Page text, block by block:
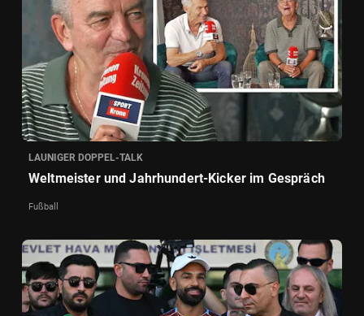
LAUNIGER DOPPEL-TALK
Weltmeister und Jahrhundert-Kicker im Gespräch
Fußball